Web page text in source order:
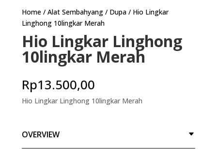
Home/ Alat Sembahyang/ Dupa/ Hio Lingkar
Linghong 10lingkar Merah
Hio Lingkar Linghong
10lingkar Merah
Rp13.500,00
Hio Lingkar Linghong 10lingkar Merah
OVERVIEW